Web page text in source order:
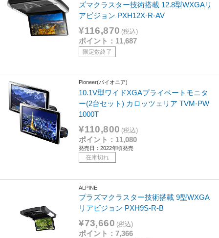
ズマクラスター技術搭載 12.8型WXGAリ
アビジョン PXH12X-R-AV
¥116,870 (税込)
ポイント：11,687
限定数終了
Pioneer(パイオニア)
10.1V型ワイドXGAプライベートモニタ
ー(2台セット) カロッツェリア TVM-PW
1000T
¥110,800 (税込)
ポイント：11,080
発売日：2022年頃発売
在庫切れ
ALPINE
プラズマクラスター技術搭載 9型WXGA
リアビジョン PXH9S-R-B
¥73,660 (税込)
ポイント：7,366